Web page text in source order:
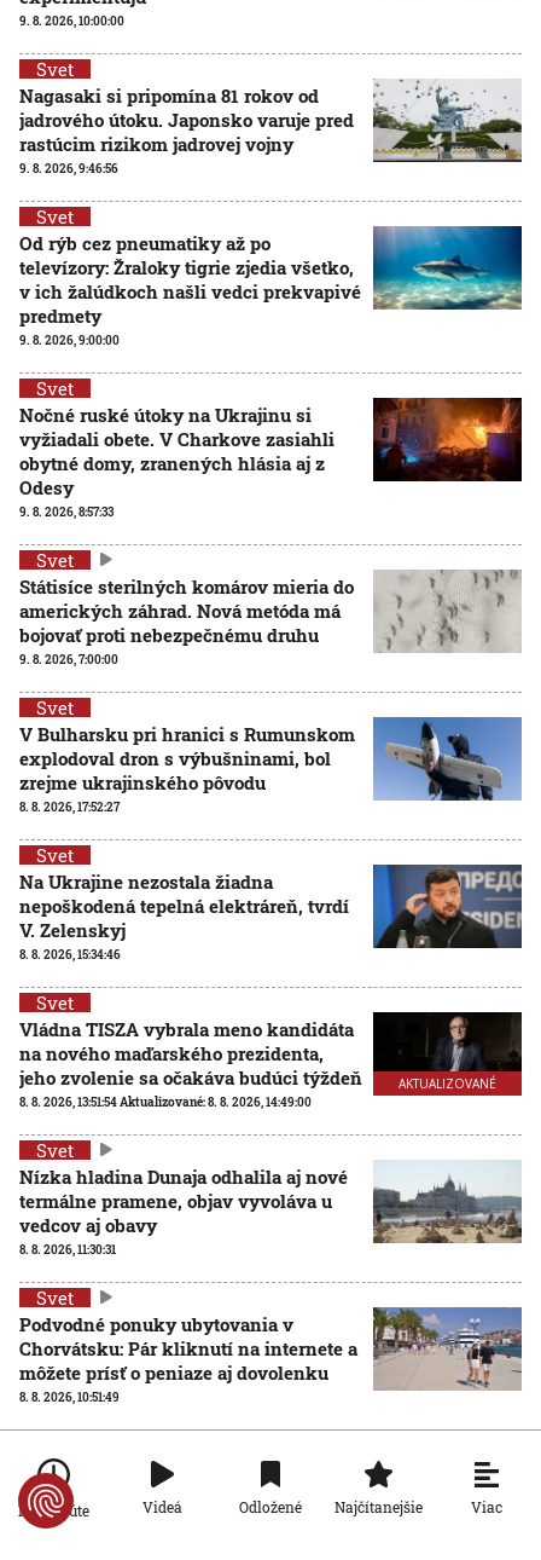
9. 8. 2026, 10:00:00
Svet
Nagasaki si pripomína 81 rokov od
jadrového útoku. Japonsko varuje pred
rastúcim rizikom jadrovej vojny
9. 8. 2026, 9:46:56
Svet
Od rýb cez pneumatiky až po
televízory: Žraloky tigrie zjedia všetko,
v ich žalúdkoch našli vedci prekvapivé
predmety
9. 8. 2026, 9:00:00
Svet
Nočné ruské útoky na Ukrajinu si
vyžiadali obete. V Charkove zasiahli
obytné domy, zranených hlásia aj z
Odesy
9. 8. 2026, 8:57:33
Svet
Státisíce sterilných komárov mieria do
amerických záhrad. Nová metóda má
bojovať proti nebezpečnému druhu
9. 8. 2026, 7:00:00
Svet
V Bulharsku pri hranici s Rumunskom
explodoval dron s výbušninami, bol
zrejme ukrajinského pôvodu
8. 8. 2026, 17:52:27
Svet
Na Ukrajine nezostala žiadna
nepoškodená tepelná elektráreň, tvrdí
V. Zelenskyj
8. 8. 2026, 15:34:46
AKTUALIZOVANÉ
Svet
Vládna TISZA vybrala meno kandidáta
na nového maďarského prezidenta,
jeho zvolenie sa očakáva budúci týždeň
8. 8. 2026, 13:51:54Aktualizované:8. 8. 2026, 14:49:00
Svet
Nízka hladina Dunaja odhalila aj nové
termálne pramene, objav vyvoláva u
vedcov aj obavy
8. 8. 2026, 11:30:31
Svet
Podvodné ponuky ubytovania v
Chorvátsku: Pár kliknutí na internete a
môžete prísť o peniaze aj dovolenku
8. 8. 2026, 10:51:49
Rakúsko reaguje na horúčavy, chce
zjednodušiť cestu ku klimatizáciám.
Opozícia a Greenpeace žiadajú iné
Po minúte Videá Odložené Najčítanejšie Viac